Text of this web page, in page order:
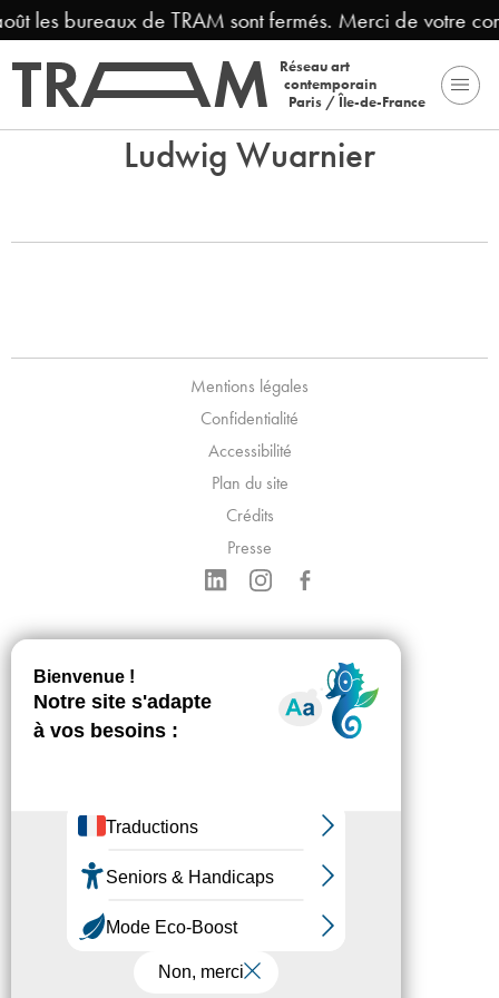
les bureaux de TRAM sont fermés. Merci de votre
Réseau art
contemporain
Paris / Île-de-France
Ludwig Wuarnier
Mentions légales
Confidentialité
Accessibilité
Plan du site
Crédits
Presse